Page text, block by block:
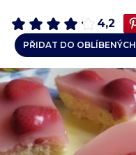
4,2
PŘIDAT DO OBLÍBENÝCH